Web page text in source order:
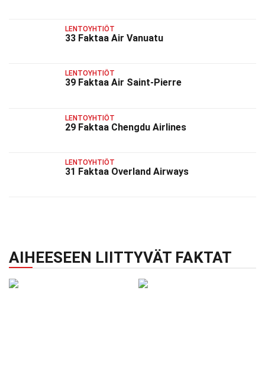
LENTOYHTIÖT
33 Faktaa Air Vanuatu
LENTOYHTIÖT
39 Faktaa Air Saint-Pierre
LENTOYHTIÖT
29 Faktaa Chengdu Airlines
LENTOYHTIÖT
31 Faktaa Overland Airways
AIHEESEEN LIITTYVÄT FAKTAT